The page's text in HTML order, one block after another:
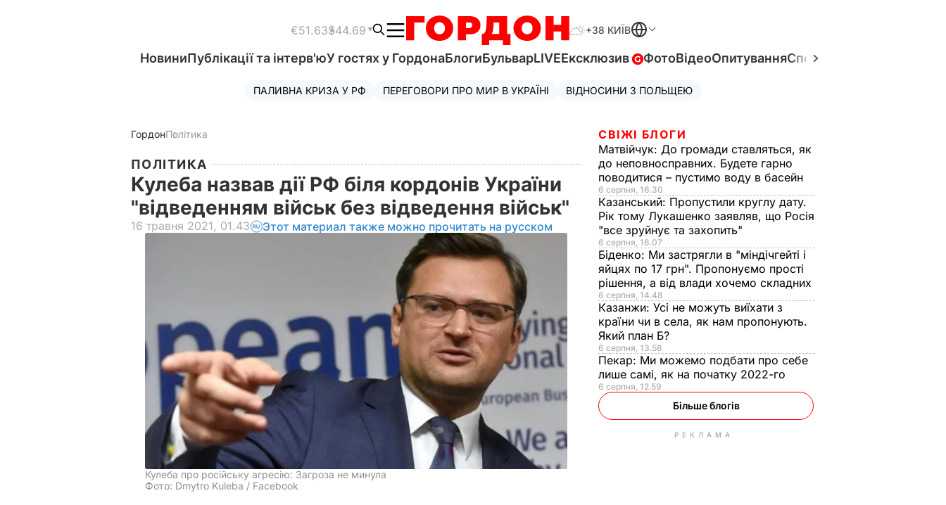
€51.63$44.69 +38 КИЇВ
НовиниПублікації та інтерв'юУ гостях у ГордонаБлогиБульварLIVEЕксклюзив ФотоВідеоОпитуванняСпецпроєкти
ПАЛИВНА КРИЗА У РФ ПЕРЕГОВОРИ ПРО МИР В УКРАЇНІ ВІДНОСИНИ З ПОЛЬЩЕЮ
ГордонПолітика
ПОЛІТИКА
Кулеба назвав дії РФ біля кордонів України
"відведенням військ без відведення військ"
16 травня 2021, 01.43 Этот материал также можно прочитать на русском
Кулеба про російську агресію: Загроза не минула
Фото: Dmytro Kuleba / Facebook
СВІЖІ БЛОГИ
Матвійчук: До громади ставляться, як
до неповносправних. Будете гарно
поводитися – пустимо воду в басейн
6 серпня, 16.30
Казанський: Пропустили круглу дату.
Рік тому Лукашенко заявляв, що Росія
"все зруйнує та захопить"
6 серпня, 16.07
Біденко: Ми застрягли в "міндічгейті і
яйцях по 17 грн". Пропонуємо прості
рішення, а від влади хочемо складних
6 серпня, 14.48
Казанжи: Усі не можуть виїхати з
країни чи в села, як нам пропонують.
Який план Б?
6 серпня, 13.58
Пекар: Ми можемо подбати про себе
лише самі, як на початку 2022-го
6 серпня, 12.59
Більше блогів
РЕКЛАМА